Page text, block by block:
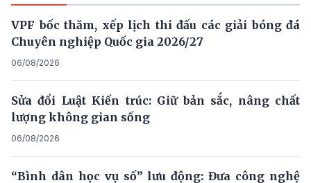
VPF bốc thăm, xếp lịch thi đấu các giải bóng đá
Chuyên nghiệp Quốc gia 2026/27
06/08/2026
Sửa đổi Luật Kiến trúc: Giữ bản sắc, nâng chất
lượng không gian sống
06/08/2026
“Bình dân học vụ số” lưu động: Đưa công nghệ